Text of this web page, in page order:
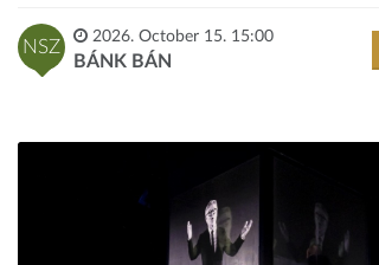
NSZ
2026. October 15. 15:00
BÁNK BÁN